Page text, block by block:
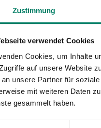
Zustimmung
verwendet Cookies
Cookies, um Inhalte
auf unsere Website
unsere Partner für
mit weiteren Daten
gesammelt haben.
von VRS und
Wahlvoten als
Legislaturperiode